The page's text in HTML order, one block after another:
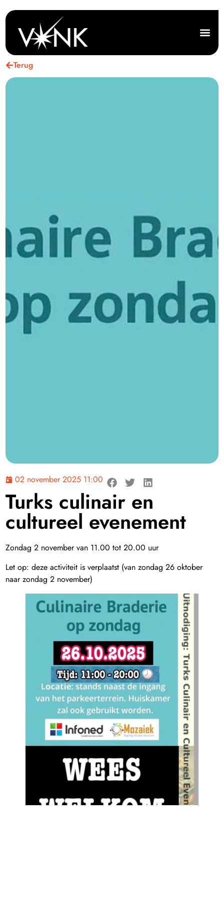
Terug
02 november 2025 11:00
Turks culinair en
cultureel evenement
Zondag 2 november van 11.00 tot 20.00 uur
Let op: deze activiteit is verplaatst (van zondag 26 oktober
naar zondag 2 november)